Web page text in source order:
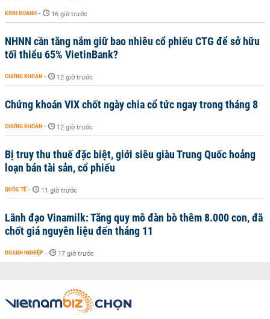
KINH DOANH - 16 giờ trước
NHNN cần tăng nắm giữ bao nhiêu cổ phiếu CTG để sở hữu
tối thiểu 65% VietinBank?
CHỨNG KHOÁN - 12 giờ trước
Chứng khoán VIX chốt ngày chia cổ tức ngay trong tháng 8
CHỨNG KHOÁN - 12 giờ trước
Bị truy thu thuế đặc biệt, giới siêu giàu Trung Quốc hoảng
loạn bán tài sản, cổ phiếu
QUỐC TẾ - 11 giờ trước
Lãnh đạo Vinamilk: Tăng quy mô đàn bò thêm 8.000 con, đã
chốt giá nguyên liệu đến tháng 11
DOANH NGHIỆP - 17 giờ trước